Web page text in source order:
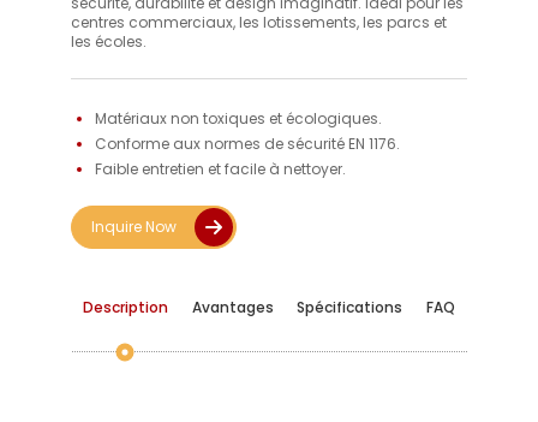
centres commerciaux, les lotissements, les parcs et
les écoles.
Matériaux non toxiques et écologiques.
Conforme aux normes de sécurité EN 1176.
Faible entretien et facile à nettoyer.
Inquire Now
Description Avantages Spécifications FAQ